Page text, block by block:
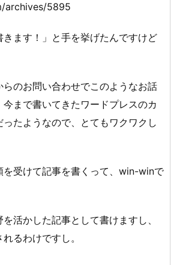
archives/5895
ます！」と手を挙げたんですけど
のお問い合わせでこのようなお話
まで書いてきたワードプレスのカ
たようなので、とてもワクワクし
を受けて記事を書くって、win-winで
活かした記事として書けますし、
るわけですし。